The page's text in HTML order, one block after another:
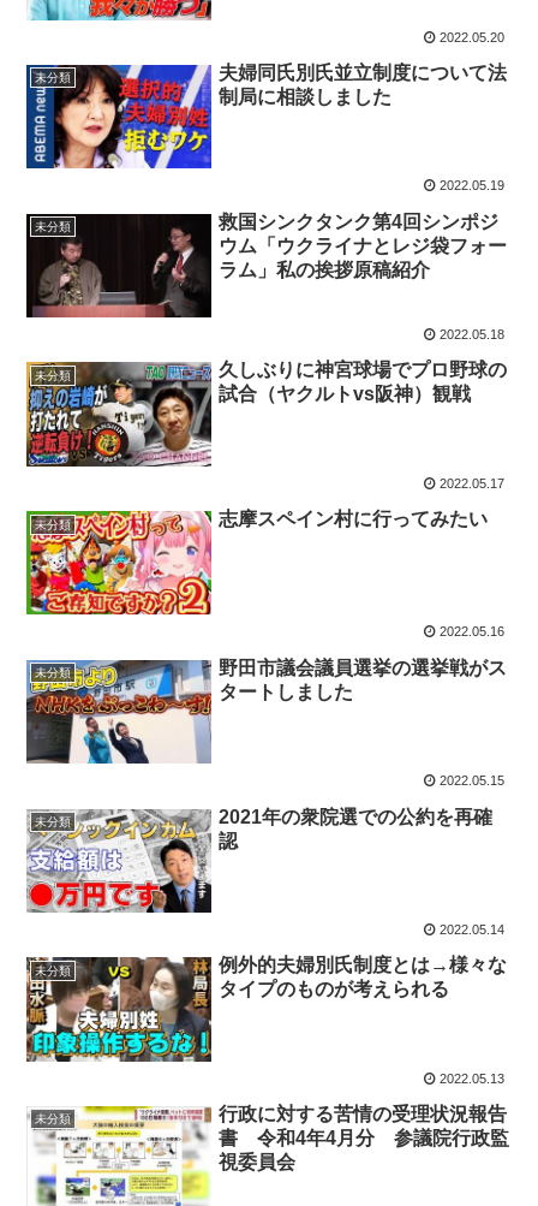
2022.05.20
未分類
夫婦同氏別氏並立制度について法
制局に相談しました
2022.05.19
未分類
救国シンクタンク第4回シンポジ
ウム「ウクライナとレジ袋フォー
ラム」私の挨拶原稿紹介
2022.05.18
未分類
久しぶりに神宮球場でプロ野球の
試合（ヤクルトvs阪神）観戦
2022.05.17
未分類 志摩スペイン村に行ってみたい
2022.05.16
未分類
野田市議会議員選挙の選挙戦がス
タートしました
2022.05.15
未分類
2021年の衆院選での公約を再確
認
2022.05.14
未分類
例外的夫婦別氏制度とは→様々な
タイプのものが考えられる
2022.05.13
未分類
行政に対する苦情の受理状況報告
書 令和4年4月分 参議院行政監
視委員会